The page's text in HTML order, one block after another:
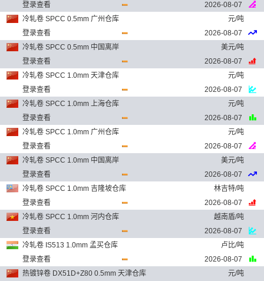
登录查看
2026-08-07
冷轧卷 SPCC 0.5mm 广州仓库
元/吨
登录查看
2026-08-07
冷轧卷 SPCC 0.5mm 中国离岸
美元/吨
登录查看
2026-08-07
冷轧卷 SPCC 1.0mm 天津仓库
元/吨
登录查看
2026-08-07
冷轧卷 SPCC 1.0mm 上海仓库
元/吨
登录查看
2026-08-07
冷轧卷 SPCC 1.0mm 广州仓库
元/吨
登录查看
2026-08-07
冷轧卷 SPCC 1.0mm 中国离岸
美元/吨
登录查看
2026-08-07
冷轧卷 SPCC 1.0mm 吉隆坡仓库
林吉特/吨
登录查看
2026-08-07
冷轧卷 SPCC 1.0mm 河内仓库
越南盾/吨
登录查看
2026-08-07
冷轧卷 IS513 1.0mm 孟买仓库
卢比/吨
登录查看
2026-08-07
热镀锌卷 DX51D+Z80 0.5mm 天津仓库
元/吨